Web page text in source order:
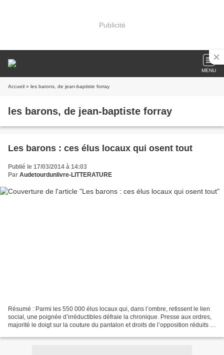
Publicité
MENU
Accueil » les barons, de jean-baptiste forray
les barons, de jean-baptiste forray
Les barons : ces élus locaux qui osent tout
Publié le 17/03/2014 à 14:03
Par Audetourdunlivre-LITTERATURE
Résumé : Parmi les 550 000 élus locaux qui, dans l’ombre, retissent le lien
social, une poignée d’irréductibles défraie la chronique. Presse aux ordres,
majorité le doigt sur la couture du pantalon et droits de l’opposition réduits à